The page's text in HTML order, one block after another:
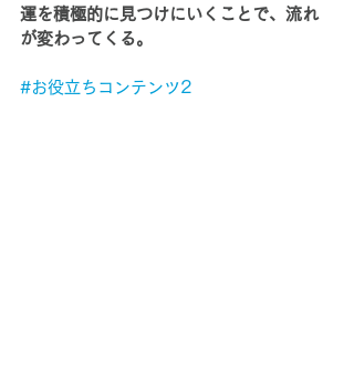
運を積極的に見つけにいくことで、流れ
が変わってくる。
#お役立ちコンテンツ2